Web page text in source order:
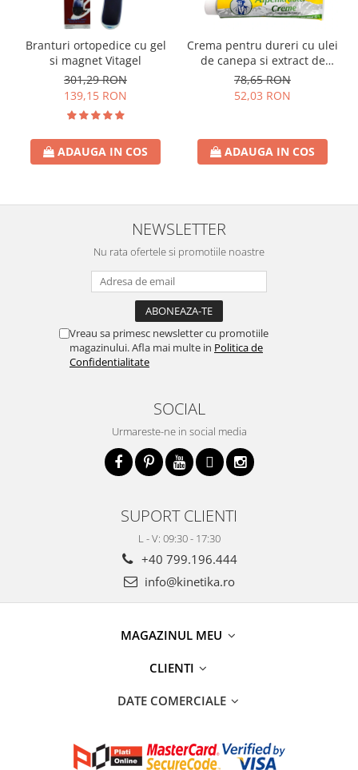
Branturi ortopedice cu gel
si magnet Vitagel
301,29 RON
139,15 RON
ADAUGA IN COS
Crema pentru dureri cu ulei
de canepa si extract de
gheara diavolului
78,65 RON
52,03 RON
ADAUGA IN COS
NEWSLETTER
Nu rata ofertele si promotiile noastre
Vreau sa primesc newsletter cu promotiile
magazinului. Afla mai multe in Politica de
Confidentialitate
SOCIAL
Urmareste-ne in social media
SUPORT CLIENTI
L - V: 09:30 - 17:30
+40 799.196.444
info@kinetika.ro
MAGAZINUL MEU
CLIENTI
DATE COMERCIALE